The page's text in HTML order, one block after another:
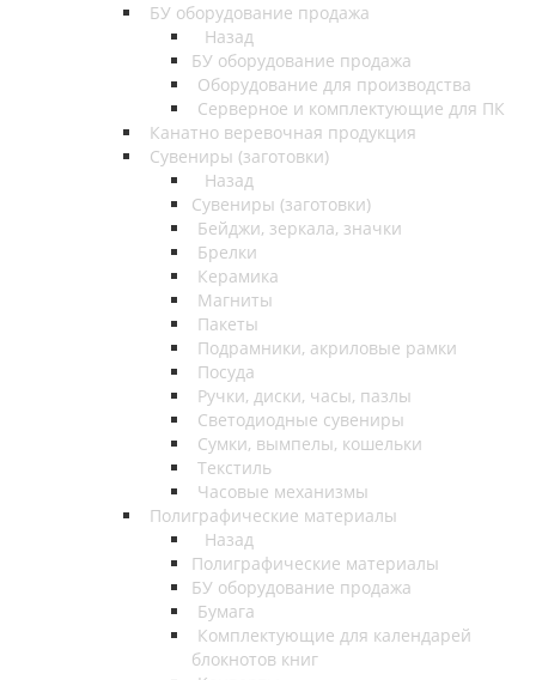
БУ оборудование продажа
Назад
БУ оборудование продажа
Оборудование для производства
Серверное и комплектующие для ПК
Канатно веревочная продукция
Сувениры (заготовки)
Назад
Сувениры (заготовки)
Бейджи, зеркала, значки
Брелки
Керамика
Магниты
Пакеты
Подрамники, акриловые рамки
Посуда
Ручки, диски, часы, пазлы
Светодиодные сувениры
Сумки, вымпелы, кошельки
Текстиль
Часовые механизмы
Полиграфические материалы
Назад
Полиграфические материалы
БУ оборудование продажа
Бумага
Комплектующие для календарей
блокнотов книг